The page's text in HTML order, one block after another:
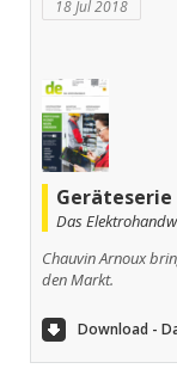
18 Jul 2018
Das
Chauvin Arnoux
den Markt.
Download -